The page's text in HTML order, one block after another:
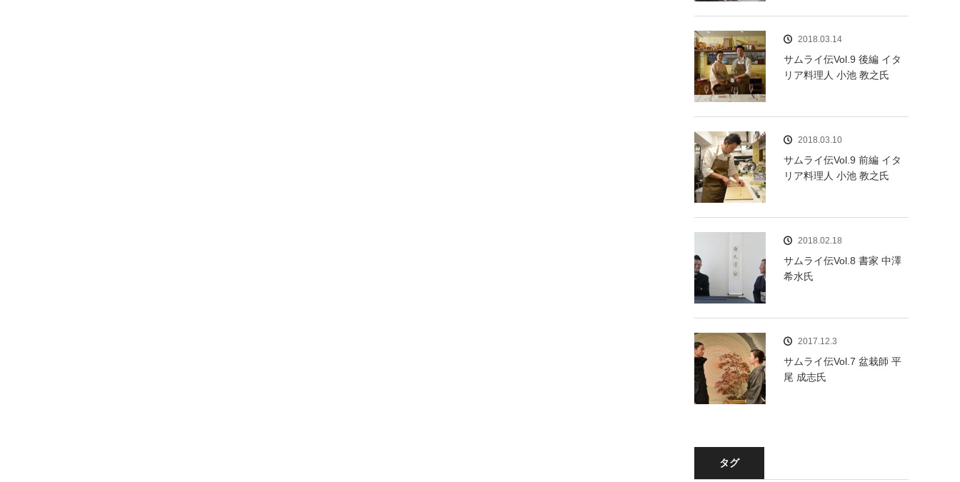
2018.03.14
サムライ伝Vol.9 後編 イタ
リア料理人 小池 教之氏
2018.03.10
サムライ伝Vol.9 前編 イタ
リア料理人 小池 教之氏
2018.02.18
サムライ伝Vol.8 書家 中澤
希水氏
2017.12.3
サムライ伝Vol.7 盆栽師 平
尾 成志氏
タグ